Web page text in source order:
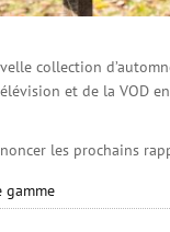
collection
et de la VOD
les prochains
gamme